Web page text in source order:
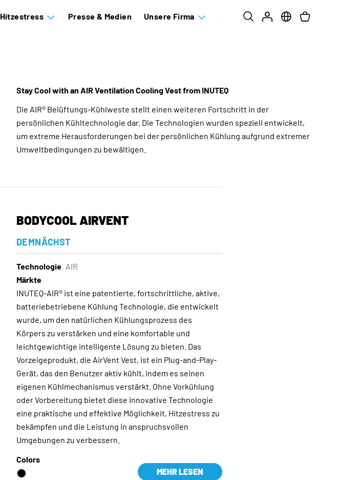
Hitzestress Presse & Medien Unsere Firma
Stay Cool with an AIR Ventilation Cooling Vest from INUTEQ
Die AIR® Belüftungs-Kühlweste stellt einen weiteren Fortschritt in der
persönlichen Kühltechnologie dar. Die Technologien wurden speziell entwickelt,
um extreme Herausforderungen bei der persönlichen Kühlung aufgrund extremer
Umweltbedingungen zu bewältigen.
BODYCOOL AIRVENT
DEMNÄCHST
Technologie AIR
Märkte
INUTEQ-AIR® ist eine patentierte, fortschrittliche, aktive,
batteriebetriebene Kühlung Technologie, die entwickelt
wurde, um den natürlichen Kühlungsprozess des
Körpers zu verstärken und eine komfortable und
leichtgewichtige intelligente Lösung zu bieten. Das
Vorzeigeprodukt, die AirVent Vest, ist ein Plug-and-Play-
Gerät, das den Benutzer aktiv kühlt, indem es seinen
eigenen Kühlmechanismus verstärkt. Ohne Vorkühlung
oder Vorbereitung bietet diese innovative Technologie
eine praktische und effektive Möglichkeit, Hitzestress zu
bekämpfen und die Leistung in anspruchsvollen
Umgebungen zu verbessern.
Colors
MEHR LESEN